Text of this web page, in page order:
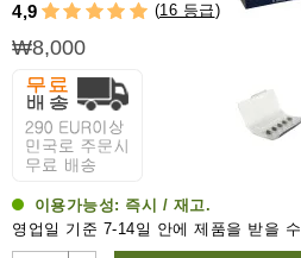
가
기
4,9 (16 등급)
₩8,000
이용가능성: 즉시 / 재고.
영업일 기준 7-14일 안에 제품을 받을